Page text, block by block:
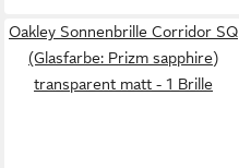
Oakley Sonnenbrille Corridor SQ
(Glasfarbe: Prizm sapphire)
transparent matt - 1 Brille